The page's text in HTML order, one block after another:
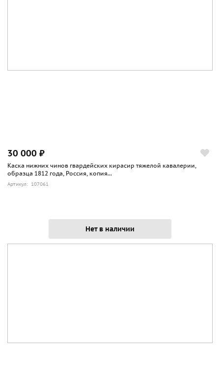
30 000 ₽
Каска нижних чинов гвардейских кирасир тяжелой кавалерии,
образца 1812 года, Россия, копия...
Артикул: 107061
Нет в наличии